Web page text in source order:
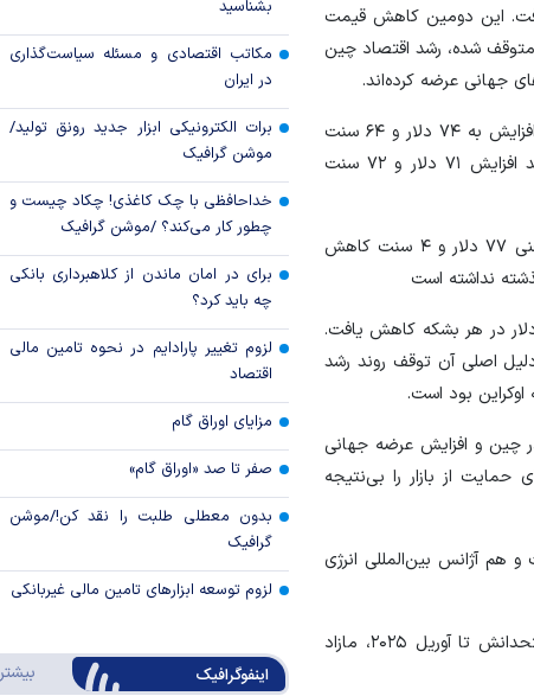
نفت حدود ۳ درصد در ۲۰۲۴ کاهش یافت. این دومین کاهش قیمت
متوقف شده، رشد اقتصاد چین
جهانی عرضه کرده‌اند.
قیمت هر بشکه نفت برنت دریای شمال امروز با ۶۵ سنت معادل ۰.۸۸ درصد افزایش به ۷۴ دلار و ۶۴ سنت
رسید. نفت وست تگزاس اینترمدیت آمریکا هم با ۷۳ سنت معادل ۱.۰۳ درصد افزایش ۷۱ دلار و ۷۲ سنت
شاخص نفت برنت حدود ۳ درصد نسبت‌به آخرین قیمت آن در پایان ۲۰۲۳ یعنی ۷۷ دلار و ۴ سنت کاهش
نداشته است
برنت در ماه سپتامبر برای اولین‌بار از دسامبر ۲۰۲۱ تا پایین‌تر از ۷۰ دلار در هر بشکه کاهش یافت.
می‌شد و دلیل اصلی آن توقف روند رشد
بود است.
۲۰۲۵ به‌خاطر ضعف تقاضا در چین و افزایش عرضه جهانی
حمایت از بازار را بی‌نتیجه
آژانس بین‌المللی انرژی
آژانس بین‌المللی انرژی علیرغم به تعویق افتادن طرح افزایش تولید اوپک و متحدانش تا آوریل ۲۰۲۵، مازاد
پرداخت ۲۲۰۰ میلیارد ریال وام ودیعه
مسکن به آسیب‌دیدگان جنگ در
هرمزگان
کالابرگ سه دهک مشمول شارژ شد
بشناسید
مکاتب اقتصادی و مسئله سیاست‌گذاری
در ایران
برات الکترونیکی ابزار جدید رونق تولید/
موشن گرافیک
خداحافظی با چک کاغذی! چکاد چیست و
چطور کار می‌کند؟ /موشن گرافیک
برای در امان ماندن از کلاهبرداری بانکی
چه باید کرد؟
لزوم تغییر پارادایم در نحوه تامین مالی
اقتصاد
مزایای اوراق گام
صفر تا صد «اوراق گام»
بدون معطلی طلبت را نقد کن!/موشن
گرافیک
لزوم توسعه ابزارهای تامین مالی غیربانکی
اینفوگرافیک بیشتر